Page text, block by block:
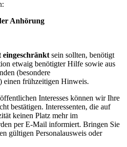
Anhörung
sein sollten, benötigt
etwaig benötigter Hilfe sowie aus
(besondere
einen frühzeitigen Hinweis.
Interesses können wir Ihre
bestätigen. Interessenten, die auf
keinen Platz mehr im
per E-Mail informiert. Bringen Sie
gültigen Personalausweis oder